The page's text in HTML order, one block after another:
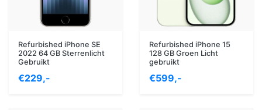
Refurbished iPhone SE
2022 64 GB Sterrenlicht
Gebruikt
€229,-
Refurbished iPhone 15
128 GB Groen Licht
gebruikt
€599,-